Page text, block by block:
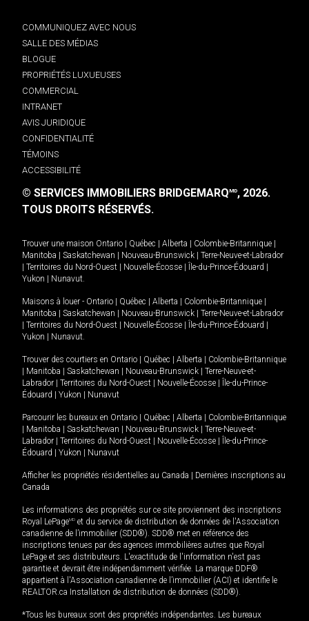
COMMUNIQUEZ AVEC NOUS
SALLE DES MÉDIAS
BLOGUE
PROPRIÉTÉS LUXUEUSES
COMMERCIAL
INTRANET
AVIS JURIDIQUE
CONFIDENTIALITÉ
TÉMOINS
ACCESSIBILITÉ
© SERVICES IMMOBILIERS BRIDGEMARQMD, 2026.
TOUS DROITS RÉSERVÉS.
Trouver une maison Ontario Québec Alberta Colombie-Britannique
Manitoba
Saskatchewan Nouveau-Brunswick
Terre-Neuve-et-Labrador
Territoires du Nord-Ouest Nouvelle-Écosse Île-du-Prince-Édouard
Yukon
Nunavut.
Maisons à louer - Ontario Québec Alberta Colombie-Britannique
Manitoba
Saskatchewan Nouveau-Brunswick
Terre-Neuve-et-Labrador
Territoires du Nord-Ouest Nouvelle-Écosse Île-du-Prince-Édouard
Yukon
Nunavut.
Trouver des courtiers en Ontario Québec Alberta
Colombie-Britannique
Manitoba Saskatchewan Nouveau-Brunswick
Terre-Neuve-et-
Labrador
Territoires du Nord-Ouest Nouvelle-Écosse
Île-du-Prince-
Édouard
Yukon Nunavut
Parcourir les bureaux en Ontario Québec Alberta
Colombie-Britannique
Manitoba Saskatchewan Nouveau-Brunswick
Terre-Neuve-et-
Labrador
Territoires du Nord-Ouest Nouvelle-Écosse
Île-du-Prince-
Édouard
Yukon Nunavut
Afficher les propriétés résidentielles au Canada
Dernières inscriptions au
Canada
Les informations des propriétés sur ce site proviennent des inscriptions
Royal LePageMD et du service de distribution de données de l'Association
canadienne de l’immobilier (SDD®). SDD® met en référence des
inscriptions tenues par des agences immobilières autres que Royal
LePage et ses distributeurs. L'exactitude de l'information n'est pas
garantie et devrait être indépendamment vérifiée. La marque DDF®
appartient à l'Association canadienne de l’immobilier (ACI) et identifie le
REALTOR.ca Installation de distribution de données (SDD®).
*Tous les bureaux sont des propriétés indépendantes. Les bureaux